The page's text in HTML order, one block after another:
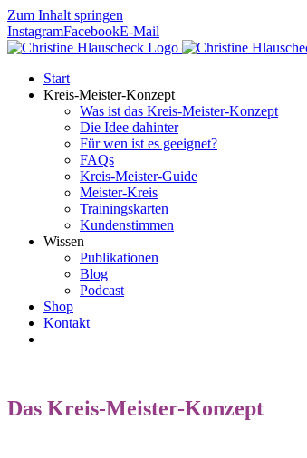
Zum Inhalt springen
InstagramFacebookE-Mail
Start
Kreis-Meister-Konzept
Was ist das Kreis-Meister-Konzept
Die Idee dahinter
Für wen ist es geeignet?
FAQs
Kreis-Meister-Guide
Meister-Kreis
Trainingskarten
Kundenstimmen
Wissen
Publikationen
Blog
Podcast
Shop
Kontakt
Das Kreis-Meister-Konzept